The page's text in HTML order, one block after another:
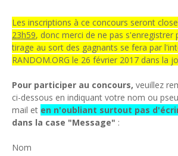
Les inscriptions à ce concours seront
23h59, donc merci de ne pas s'enregistrer
tirage au sort des gagnants se fera par
RANDOM.ORG le 26 février 2017 dans la
Pour participer au concours, veuillez
ci-dessous en indiquant votre nom ou
mail et en n'oubliant surtout pas
dans la case "Message" :
Nom